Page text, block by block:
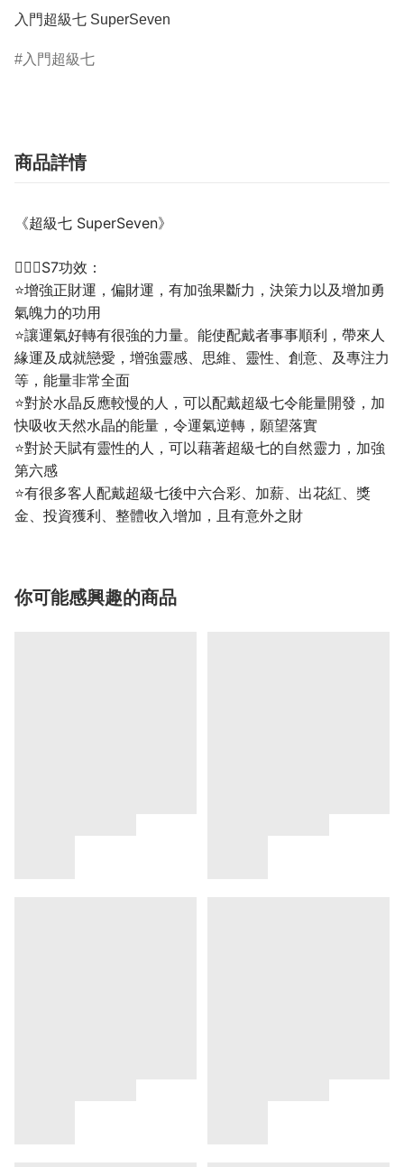
入門超級七 SuperSeven
入門超級七
商品詳情
《超級七 SuperSeven》
💁🏼‍♀️S7功效：
⭐增強正財運，偏財運，有加強果斷力，決策力以及增加勇
氣魄力的功用
⭐讓運氣好轉有很強的力量。能使配戴者事事順利，帶來人
緣運及成就戀愛，增強靈感、思維、靈性、創意、及專注力
等，能量非常全面
⭐對於水晶反應較慢的人，可以配戴超級七令能量開發，加
快吸收天然水晶的能量，令運氣逆轉，願望落實
⭐對於天賦有靈性的人，可以藉著超級七的自然靈力，加強
第六感
⭐有很多客人配戴超級七後中六合彩、加薪、出花紅、獎
金、投資獲利、整體收入增加，且有意外之財
你可能感興趣的商品